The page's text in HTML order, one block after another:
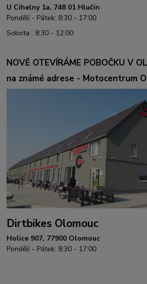
U Cihelny 1a, 748 01 Hlučín
Pondělí - Pátek: 8:30 - 17:00
Sobota : 8:30 - 12:00
NOVĚ OTEVÍRÁME POBOČKU V
na známé adrese - Motocentrum
Dirtbikes Olomouc
Holice 907, 77900 Olomouc
Pondělí - Pátek: 8:30 - 17:00